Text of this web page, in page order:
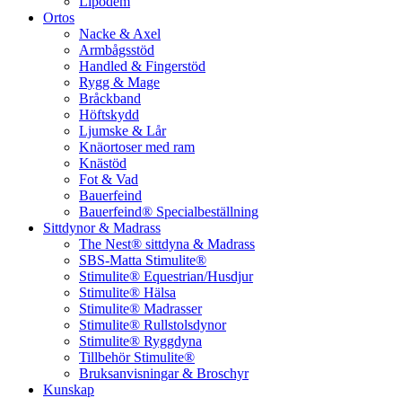
Ortos
Nacke & Axel
Armbågsstöd
Handled & Fingerstöd
Rygg & Mage
Bråckband
Höftskydd
Ljumske & Lår
Knäortoser med ram
Knästöd
Fot & Vad
Bauerfeind
Bauerfeind® Specialbeställning
Sittdynor & Madrass
The Nest® sittdyna & Madrass
SBS-Matta Stimulite®
Stimulite® Equestrian/Husdjur
Stimulite® Hälsa
Stimulite® Madrasser
Stimulite® Rullstolsdynor
Stimulite® Ryggdyna
Tillbehör Stimulite®
Bruksanvisningar & Broschyr
Kunskap